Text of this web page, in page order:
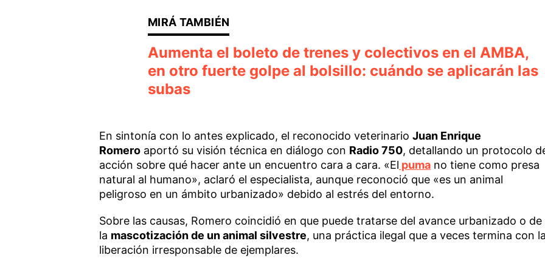
Aumenta el boleto de trenes y colectivos en el AMBA,
en otro fuerte golpe al bolsillo: cuándo se aplicarán las
subas
En sintonía con lo antes explicado, el reconocido veterinario Juan Enrique
Romeroaportó su visión técnica en diálogo con Radio 750, detallando un protocolo
acción sobre qué hacer ante un encuentro cara a cara. «El pumano tiene como presa
natural al humano», aclaró el especialista, aunque reconoció que «es un animal
peligroso en un ámbito urbanizado» debido al estrés del entorno.
Sobre las causas, Romero coincidió en que puede tratarse del avance urbanizado o de
la mascotización de un animal silvestre, una práctica ilegal que a veces termina con
liberación irresponsable de ejemplares.